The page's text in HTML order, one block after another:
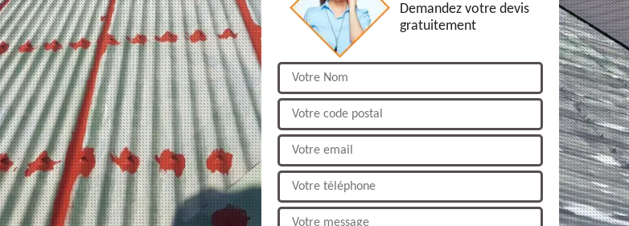
Demandez votre devis
gratuitement